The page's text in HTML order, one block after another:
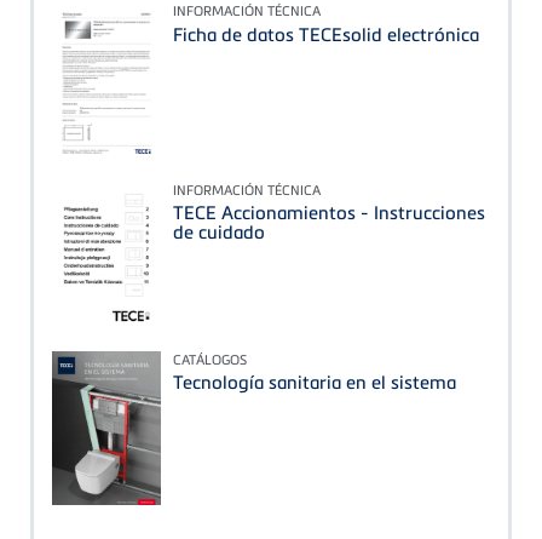
INFORMACIÓN TÉCNICA
Ficha de datos TECEsolid electrónica
INFORMACIÓN TÉCNICA
TECE Accionamientos - Instrucciones
de cuidado
CATÁLOGOS
Tecnología sanitaria en el sistema